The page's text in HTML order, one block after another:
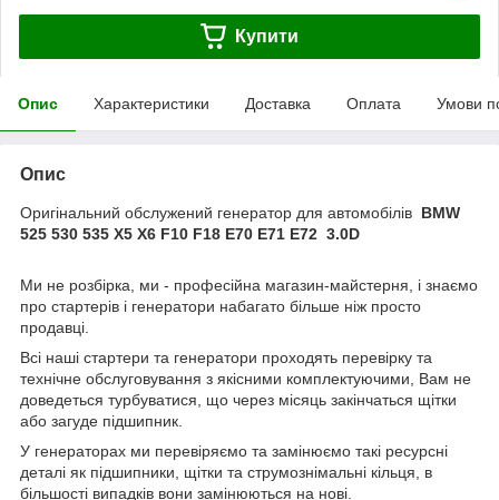
Купити
Опис Характеристики Доставка Оплата Умови
Опис
Оригінальний обслужений генератор для автомобілів BMW
525 530 535 X5 X6 F10 F18 E70 E71 E72 3.0D
Ми не розбірка, ми - професійна магазин-майстерня, і знаємо
про стартерів і генератори набагато більше ніж просто
продавці.
Всі наші стартери та генератори проходять перевірку та
технічне обслуговування з якісними комплектуючими, Вам не
доведеться турбуватися, що через місяць закінчаться щітки
або загуде підшипник.
У генераторах ми перевіряємо та замінюємо такі ресурсні
деталі як підшипники, щітки та струмознімальні кільця, в
більшості випадків вони замінюються на нові.